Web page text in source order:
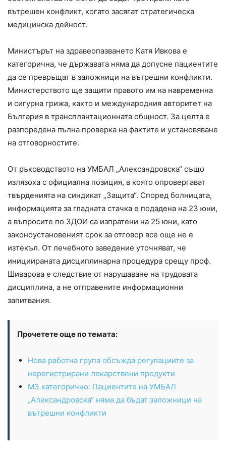
вътрешен конфликт, когато засягат стратегическа
медицинска дейност.
Министърът на здравеопазването Катя Ивкова е
категорична, че държавата няма да допусне пациентите
да се превръщат в заложници на вътрешни конфликти.
Министерството ще защити правото им на навременна
и сигурна грижа, както и международния авторитет на
България в трансплантационната общност. За целта е
разпоредена пълна проверка на фактите и установяване
на отговорностите.
От ръководството на УМБАЛ „Александровска“ също
излязоха с официална позиция, в която опровергават
твърденията на синдикат „Защита“. Според болницата,
информацията за гладната стачка е подадена на 23 юни,
а въпросите по ЗДОИ са изпратени на 25 юни, като
законоустановеният срок за отговор все още не е
изтекъл. От лечебното заведение уточняват, че
инициираната дисциплинарна процедура срещу проф.
Шиварова е следствие от нарушаване на трудовата
дисциплина, а не отправените информационни
запитвания.
Прочетете още по темата:
Нова работна група обсъжда регулациите за
нерегистрирани лекарствени продукти
МЗ категорично: Пациентите на УМБАЛ
„Александровска“ няма да бъдат заложници на
вътрешни конфликти